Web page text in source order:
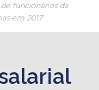
funcionários da
em 2017